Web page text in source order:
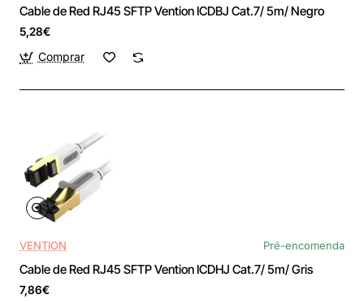
Cable de Red RJ45 SFTP Vention ICDBJ Cat.7/ 5m/ Negro
5,28€
Comprar
VENTION Pré-encomenda
Cable de Red RJ45 SFTP Vention ICDHJ Cat.7/ 5m/ Gris
7,86€